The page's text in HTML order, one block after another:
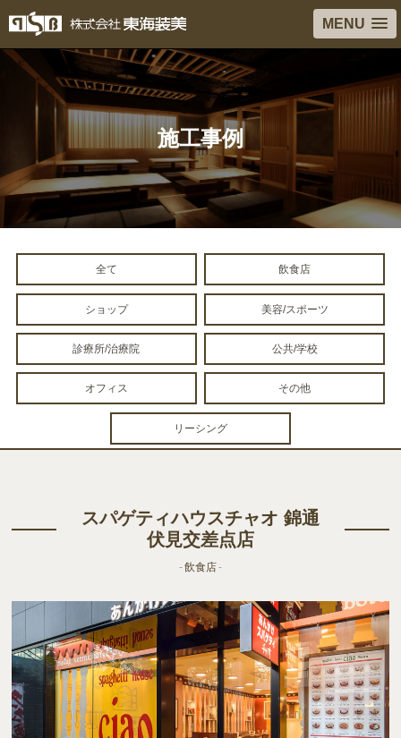
MENU
施工事例
全て 飲食店
ショップ 美容/スポーツ
診療所/治療院 公共/学校
オフィス その他
リーシング
スパゲティハウスチャオ 錦通
伏見交差点店
- 飲食店 -